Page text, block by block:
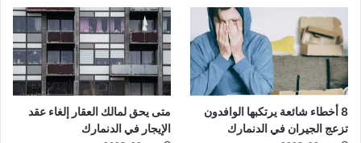
8 أخطاء شائعة يرتكبها الوافدون
تزعج الجيران في الدنمارك
متى يحق لمالك العقار إلغاء عقد
الإيجار في الدنمارك